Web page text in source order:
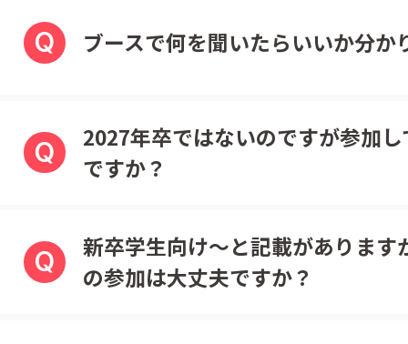
Q ブースで何を聞いたらいいか分か
Q
2027年卒ではないのですが参加
ですか？
Q
新卒学生向け～と記載があります
の参加は大丈夫ですか？